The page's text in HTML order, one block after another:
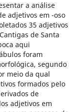
a análise
adjetivos em -oso
35 adjetivos
de Santa
aqui
foram
segundo
meio da qual
formados pelo
de
adjetivos em